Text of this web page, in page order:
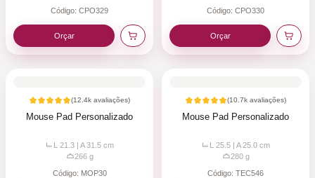
Código: CPO329
Orçar
Código: CPO330
Orçar
(12.4k avaliações)
Mouse Pad Personalizado
L 21.3 | A 31.5 cm
266g
Código: MOP30
(10.7k avaliações)
Mouse Pad Personalizado
L 25.5 | A 25.0 cm
280g
Código: TEC546